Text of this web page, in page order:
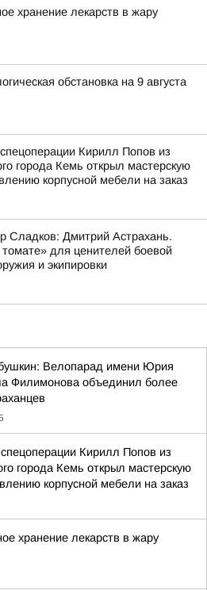
хранение лекарств в жару
обстановка на 9 августа
Кирилл Попов из
города Кемь открыл мастерскую
корпусной мебели на заказ
Сладков: Дмитрий Астрахань.
для ценителей боевой
и экипировки
Велопарад имени Юрия
Филимонова объединил более
Кирилл Попов из
города Кемь открыл мастерскую
корпусной мебели на заказ
хранение лекарств в жару